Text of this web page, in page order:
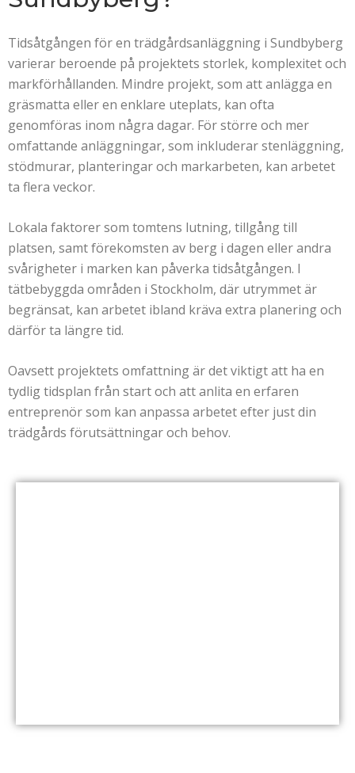
Tidsåtgången för en trädgårdsanläggning i Sundbyberg
varierar beroende på projektets storlek, komplexitet och
markförhållanden. Mindre projekt, som att anlägga en
gräsmatta eller en enklare uteplats, kan ofta
genomföras inom några dagar. För större och mer
omfattande anläggningar, som inkluderar stenläggning,
stödmurar, planteringar och markarbeten, kan arbetet
ta flera veckor.
Lokala faktorer som tomtens lutning, tillgång till
platsen, samt förekomsten av berg i dagen eller andra
svårigheter i marken kan påverka tidsåtgången. I
tätbebyggda områden i Stockholm, där utrymmet är
begränsat, kan arbetet ibland kräva extra planering och
därför ta längre tid.
Oavsett projektets omfattning är det viktigt att ha en
tydlig tidsplan från start och att anlita en erfaren
entreprenör som kan anpassa arbetet efter just din
trädgårds förutsättningar och behov.